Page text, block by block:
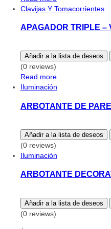
Clavijas Y Tomacorrientes
APAGADOR TRIPLE –
Añadir a la lista de deseos
(0 reviews)
Read more
Iluminación
ARBOTANTE DE
Añadir a la lista de deseos
(0 reviews)
Iluminación
ARBOTANTE
Añadir a la lista de deseos
(0 reviews)